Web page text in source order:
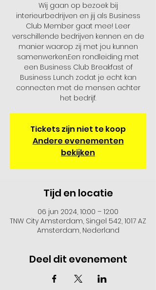
Wij gaan op bezoek bij
interieurbedrijven en jij als Business
Club Member gaat mee! Leer
verschillende bedrijven kennen en de
manier waarop zij met jou kunnen
samenwerken.Een rondleiding met
een Business Club Breakfast of
Business Lunch zodat je echt kan
connecten met de mensen achter
het bedrijf.
Tickets zijn niet te koop
Andere evenementen
bekijken
Tijd en locatie
06 jun 2024, 10:00 – 12:00
TNW City Amsterdam, Singel 542, 1017 AZ
Amsterdam, Nederland
Deel dit evenement